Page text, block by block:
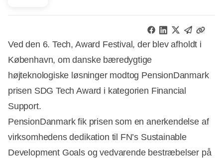
Ved den 6. Tech, Award Festival, der blev afholdt i
København, om danske bæredygtige
højteknologiske løsninger modtog PensionDanmark
prisen SDG Tech Award i kategorien Financial
Support.
PensionDanmark fik prisen som en anerkendelse af
virksomhedens dedikation til FN’s Sustainable
Development Goals og vedvarende bestræbelser på